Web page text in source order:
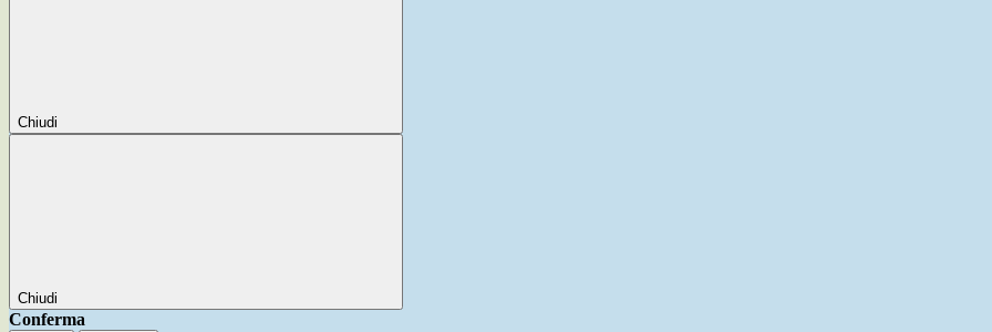
Chiudi
Chiudi
Conferma